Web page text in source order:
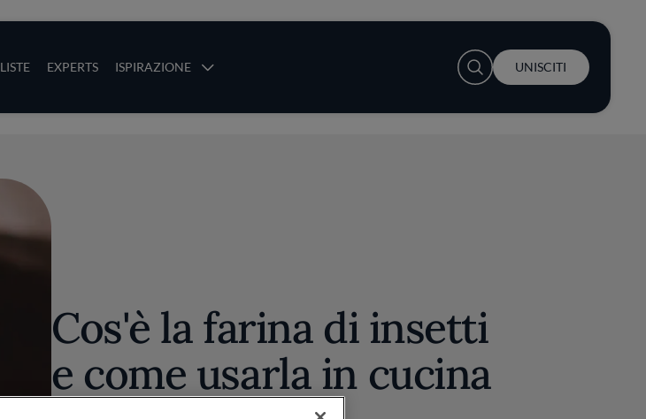
LISTE EXPERTS ISPIRAZIONE
User account menu
UNISCITI
Cos'è la farina di insetti
e come usarla in cucina